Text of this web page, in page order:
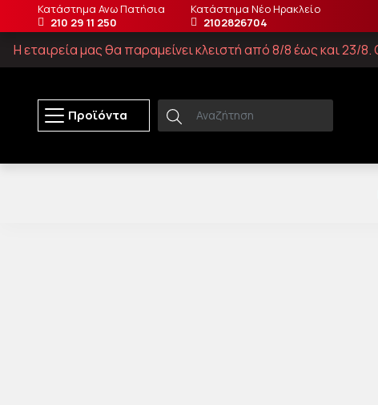
Κατάστημα Ανω Πατήσια
210 29 11 250
Κατάστημα Νέο Ηρακλείο
2102826704
Η εταιρεία μας θα παραμείνει κλειστή από 8/8 έως και 23/
Προϊόντα